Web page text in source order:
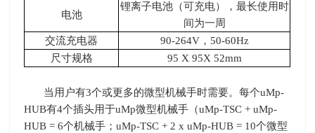
电池
锂离子电池（可充电），最长使用时
间为一周
交流充电器
90-264V，50-60Hz
尺寸规格
95 X 95X 52mm
当用户有3个或更多的微型机械手时需要。每个uMp-
HUB有4个插头用于uMp微型机械手（uMp-TSC + uMp-
HUB = 6个机械手；uMp-TSC + 2 x uMp-HUB = 10个微型